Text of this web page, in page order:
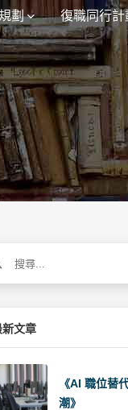
劃 復職同行計
新文章
《AI 職位替
潮》